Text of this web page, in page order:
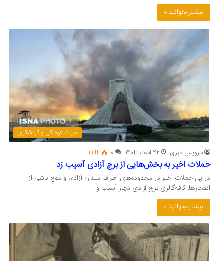
بیشتر بخوانید »
میراث فرهنگی و گردشگری
سرویس خبری 22 اسفند 1404 0
1,194
حملات اخیر به بخش‌هایی از برج آزادی آسیب زد
در پی حملات اخیر در محدوده‌های اطراف میدان آزادی و موج ناشی از
انفجارها، کافه‌گالری برج آزادی دچار آسیب و…
بیشتر بخوانید »